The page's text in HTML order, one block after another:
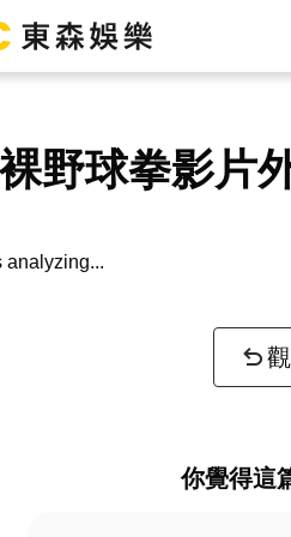
野球拳影片
for key information...
你覺得這